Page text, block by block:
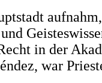
in der
war